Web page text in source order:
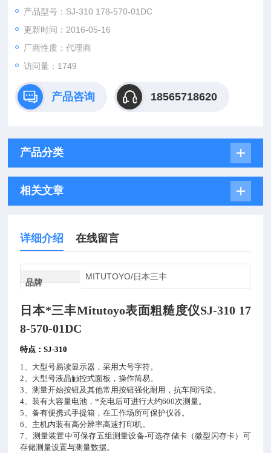
仪器是传感器主机一体化的袖珍式仪器，具有手持式特点，更适
宜在生产现场使用。外形采用拉铝模具设计。日本*三丰Mitutoyo
表面粗糙度仪SJ-310 178-570-01DC
产品型号：SJ-310 178-570-01DC
更新时间：2016-05-16
厂商性质：代理商
访问量：1749
产品咨询 18565718620
产品分类
相关文章
详细介绍 在线留言
品牌
MITUTOYO/日本三丰
日本*三丰Mitutoyo表面粗糙度仪SJ-310 17
8-570-01DC
特点：SJ-310
1、大型号易读显示器，采用大号字符。
2、大型号液晶触控式面板，操作简易。
3、测量开始按钮及其他常用按钮强化耐用，抗车间污染。
4、装有大容量电池，*充电后可进行大约600次测量。
5、备有便携式手提箱，在工作场所可保护仪器。
6、主机内装有高分辨率高速打印机。
7 、测量装置中可保存五组测量设备-可选存储卡（微型闪存卡）可
存储测量设置与测量数据。